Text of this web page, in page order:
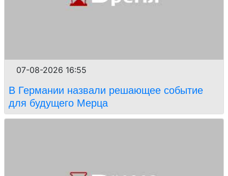
07-08-2026 16:55
В Германии назвали решающее событие
для будущего Мерца